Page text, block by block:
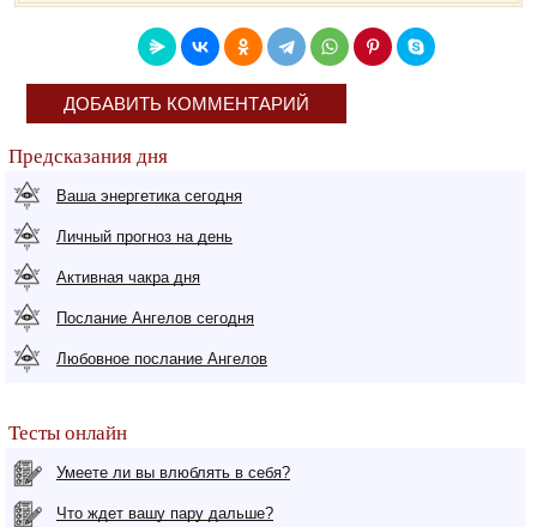
ДОБАВИТЬ КОММЕНТАРИЙ
Предсказания дня
Ваша энергетика сегодня
Личный прогноз на день
Активная чакра дня
Послание Ангелов сегодня
Любовное послание Ангелов
Тесты онлайн
Умеете ли вы влюблять в себя?
Что ждет вашу пару дальше?